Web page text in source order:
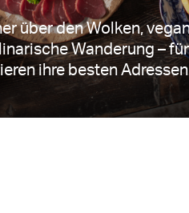
über den Wolken,
Wanderung –
ihre besten